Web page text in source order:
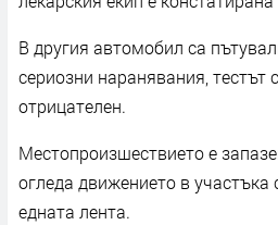
В другия автомобил са
сериозни наранявания,
отрицателен.
Местопроизшествието е
огледа движението в участъка
едната лента.